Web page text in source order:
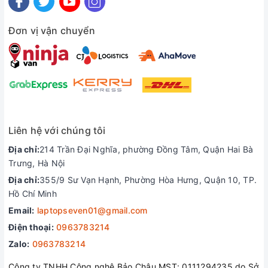
so sánh với ổ đĩa cứng truyền thống (HDD).
Làm việc và giải trí nâng cao
Dell Inspiron 3505mang đến trải nghiệm điện ảnh cá nhân
đỉnh cao với rạp chiếu phim Dell, có màu sắc, âm thanh và
Đơn vị vận chuyển
Liên hệ với chúng tôi
Địa chỉ:214 Trần Đại Nghĩa, phường Đồng Tâm, Quận Hai Bà
Trưng, Hà Nội
Địa chỉ:355/9 Sư Vạn Hạnh, Phường Hòa Hưng, Quận 10, TP.
Hồ Chí Minh
Email: laptopseven01@gmail.com
Điện thoại: 0963783214
Zalo: 0963783214